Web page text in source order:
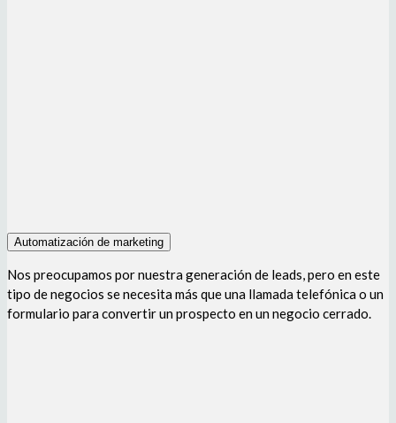
Automatización de marketing
Nos preocupamos por nuestra generación de leads, pero en este
tipo de negocios se necesita más que una llamada telefónica o un
formulario para convertir un prospecto en un negocio cerrado.